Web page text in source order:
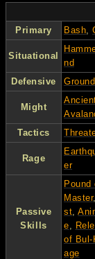
Primary
Bash ,
Situational
nd
Defensive
Might
Tactics
Rage
er
Passive
Skills
Pound
Master,
st ,
e
of Bul-
age